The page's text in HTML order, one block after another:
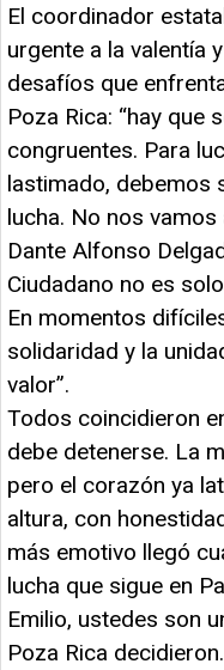
El coordinador
urgente a la valentía
desafíos que
Poza Rica: “hay que
congruentes. Para
lastimado, debemos
lucha. No nos vamos
Dante Alfonso
Ciudadano no es
En momentos
solidaridad y la
valor”.
Todos coincidieron
debe detenerse. La
pero el corazón ya
altura, con
más emotivo llegó
lucha que sigue en
Emilio, ustedes son
Poza Rica